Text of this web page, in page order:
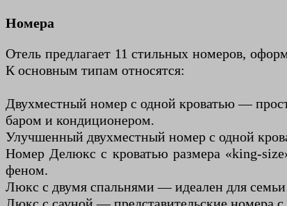
Номера
Отель предлагает 11 стильных номеров,
К основным типам относятся:
Двухместный номер с одной кроватью —
баром и кондиционером.
Улучшенный двухместный номер с одной
Номер Делюкс с кроватью размера «king-
феном.
Люкс с двумя спальнями — идеален для